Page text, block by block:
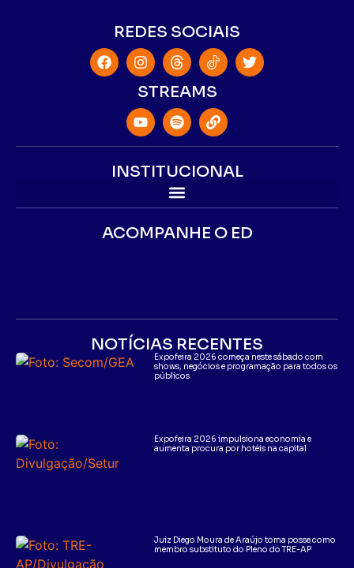
REDES SOCIAIS
STREAMS
INSTITUCIONAL
ACOMPANHE O ED
NOTÍCIAS RECENTES
Expofeira 2026 começa neste sábado com
shows, negócios e programação para todos os
públicos
Expofeira 2026 impulsiona economia e
aumenta procura por hotéis na capital
Juiz Diego Moura de Araújo toma posse como
membro substituto do Pleno do TRE-AP